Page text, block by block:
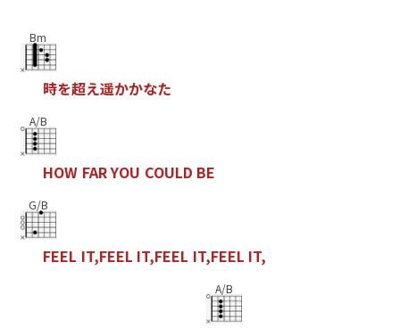
Bm
時を超え遥かかなた
A/B
HOW FARYOU COULD BE
G/B
FEEL IT,FEEL IT,FEEL IT,FEEL IT,
A/B